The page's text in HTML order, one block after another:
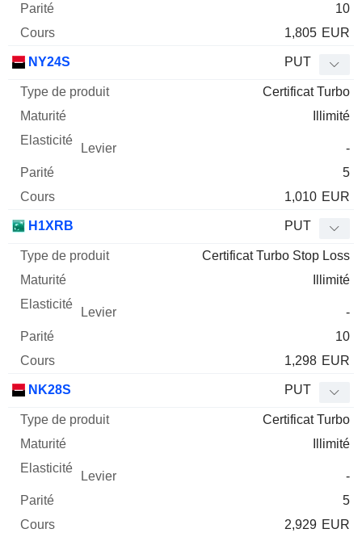
10
1,805 EUR
NY24S PUT
Certificat Turbo
Illimité
-
5
1,010 EUR
H1XRB PUT
Certificat Turbo Stop Loss
Illimité
-
10
1,298 EUR
NK28S PUT
Certificat Turbo
Illimité
-
5
2,929 EUR